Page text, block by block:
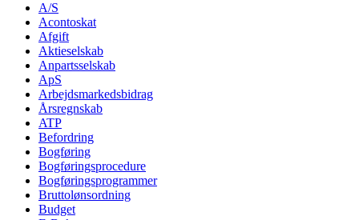
A/S
Acontoskat
Afgift
Aktieselskab
Anpartsselskab
ApS
Arbejdsmarkedsbidrag
Årsregnskab
ATP
Befordring
Bogføring
Bogføringsprocedure
Bogføringsprogrammer
Bruttolønsordning
Budget